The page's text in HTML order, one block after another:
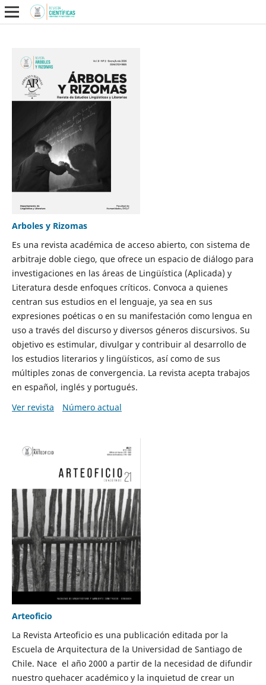
Arboles y Rizomas
Es una revista académica de acceso abierto, con sistema de
arbitraje doble ciego, que ofrece un espacio de diálogo para
investigaciones en las áreas de Lingüística (Aplicada) y
Literatura desde enfoques críticos. Convoca a quienes
centran sus estudios en el lenguaje, ya sea en sus
expresiones poéticas o en su manifestación como lengua en
uso a través del discurso y diversos géneros discursivos. Su
objetivo es estimular, divulgar y contribuir al desarrollo de
los estudios literarios y lingüísticos, así como de sus
múltiples zonas de convergencia. La revista acepta trabajos
en español, inglés y portugués.
Ver revista
Número actual
Arteoficio
La Revista Arteoficio es una publicación editada por la
Escuela de Arquitectura de la Universidad de Santiago de
Chile. Nace el año 2000 a partir de la necesidad de difundir
nuestro quehacer académico y la inquietud de crear un